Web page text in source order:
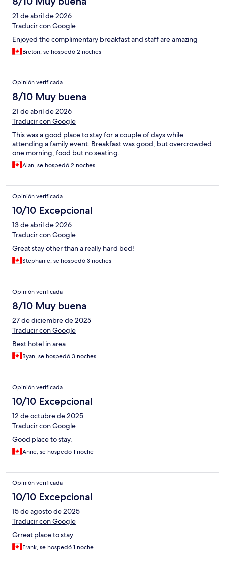
21 de abril de 2026
Traducir con Google
Enjoyed the complimentary breakfast and staff are amazing
Breton, se hospedó 2 noches
Opinión verificada
8/10 Muy buena
21 de abril de 2026
Traducir con Google
This was a good place to stay for a couple of days while
attending a family event. Breakfast was good, but overcrowded
one morning, food but no seating.
Alan, se hospedó 2 noches
Opinión verificada
10/10 Excepcional
13 de abril de 2026
Traducir con Google
Great stay other than a really hard bed!
Stephanie, se hospedó 3 noches
Opinión verificada
8/10 Muy buena
27 de diciembre de 2025
Traducir con Google
Best hotel in area
Ryan, se hospedó 3 noches
Opinión verificada
10/10 Excepcional
12 de octubre de 2025
Traducir con Google
Good place to stay.
Anne, se hospedó 1 noche
Opinión verificada
10/10 Excepcional
15 de agosto de 2025
Traducir con Google
Grreat place to stay
Frank, se hospedó 1 noche